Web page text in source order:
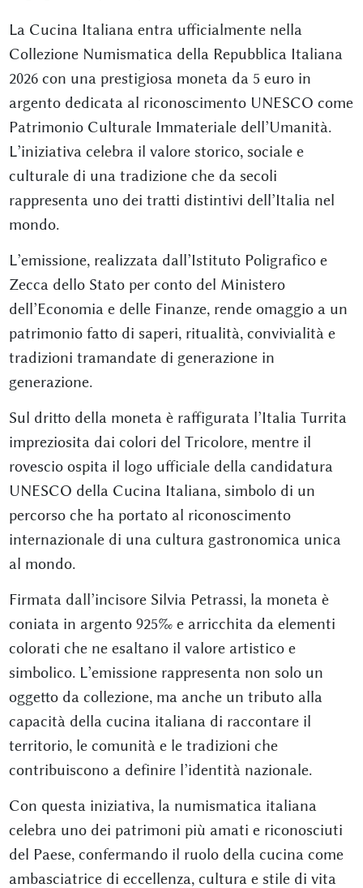
La Cucina Italiana entra ufficialmente nella
Collezione Numismatica della Repubblica Italiana
2026 con una prestigiosa moneta da 5 euro in
argento dedicata al riconoscimento UNESCO come
Patrimonio Culturale Immateriale dell’Umanità.
L’iniziativa celebra il valore storico, sociale e
culturale di una tradizione che da secoli
rappresenta uno dei tratti distintivi dell’Italia nel
mondo.
L’emissione, realizzata dall’Istituto Poligrafico e
Zecca dello Stato per conto del Ministero
dell’Economia e delle Finanze, rende omaggio a un
patrimonio fatto di saperi, ritualità, convivialità e
tradizioni tramandate di generazione in
generazione.
Sul dritto della moneta è raffigurata l’Italia Turrita
impreziosita dai colori del Tricolore, mentre il
rovescio ospita il logo ufficiale della candidatura
UNESCO della Cucina Italiana, simbolo di un
percorso che ha portato al riconoscimento
internazionale di una cultura gastronomica unica
al mondo.
Firmata dall’incisore Silvia Petrassi, la moneta è
coniata in argento 925‰ e arricchita da elementi
colorati che ne esaltano il valore artistico e
simbolico. L’emissione rappresenta non solo un
oggetto da collezione, ma anche un tributo alla
capacità della cucina italiana di raccontare il
territorio, le comunità e le tradizioni che
contribuiscono a definire l’identità nazionale.
Con questa iniziativa, la numismatica italiana
celebra uno dei patrimoni più amati e riconosciuti
del Paese, confermando il ruolo della cucina come
ambasciatrice di eccellenza, cultura e stile di vita